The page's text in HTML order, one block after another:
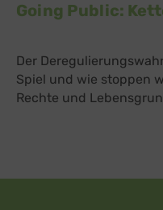
Going Public:
Der
Spiel und wie stoppen
Rechte und